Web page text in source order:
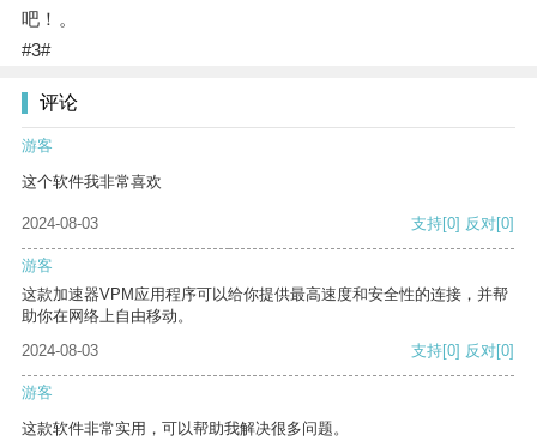
吧！。
#3#
评论
游客
这个软件我非常喜欢
2024-08-03 支持[0] 反对[0]
游客
这款加速器VPM应用程序可以给你提供最高速度和安全性的连接，并帮
助你在网络上自由移动。
2024-08-03
支持[0] 反对[0]
游客
这款软件非常实用，可以帮助我解决很多问题。